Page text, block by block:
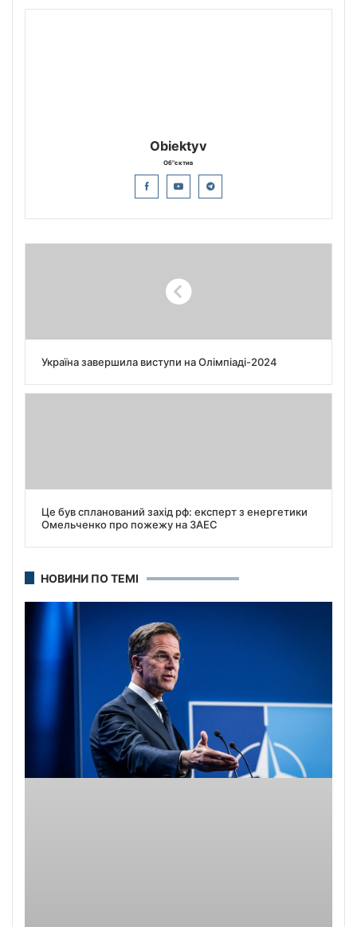
Obiektyv
Об"єктив
Україна завершила виступи на Олімпіаді-2024
Це був спланований захід рф: експерт з енергетики
Омельченко про пожежу на ЗАЕС
НОВИНИ ПО ТЕМІ